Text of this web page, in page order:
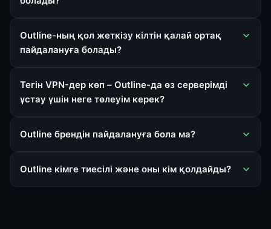
Outline-ның қол жеткізу кілтін қалай ортақ
пайдалануға болады?
Тегін VPN-дер көп – Outline-да өз серверімді
ұстау үшін неге төлеуім керек?
Outline брендін пайдалануға бола ма?
Outline кімге тиесілі және оны кім қолдайды?